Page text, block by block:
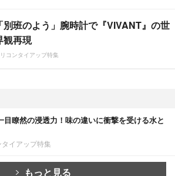
「別班のよう」腕時計で『VIVANT』の世
観再現
コンタイアップ特集
目瞭然の浸透力！味の違いに衝撃を受ける水と
イアップ特集
もっと見る